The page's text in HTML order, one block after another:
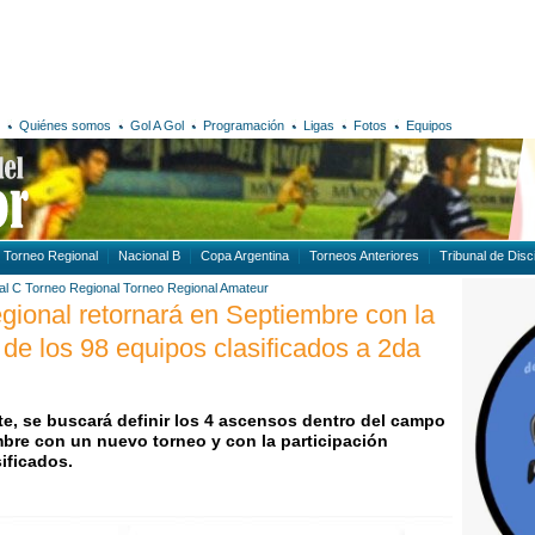
Quiénes somos Gol A Gol Programación Ligas Fotos Equipos
Torneo Regional Nacional B Copa Argentina Torneos Anteriores Tribunal de
C Torneo Regional Torneo Regional Amateur
retornará en Septiembre con la
los 98 equipos clasificados a 2da
se buscará definir los 4 ascensos dentro del campo
con un nuevo torneo y con la participación